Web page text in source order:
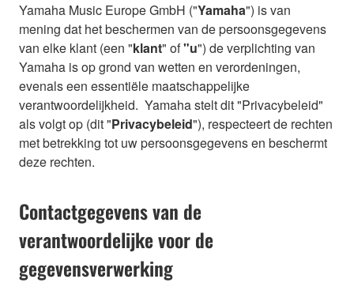
Yamaha Music Europe GmbH ("Yamaha") is van
mening dat het beschermen van de persoonsgegevens
van elke klant (een "klant" of"u") de verplichting van
Yamaha is op grond van wetten en verordeningen,
evenals een essentiële maatschappelijke
verantwoordelijkheid. Yamaha stelt dit "Privacybeleid"
als volgt op (dit "Privacybeleid"), respecteert de rechten
met betrekking tot uw persoonsgegevens en beschermt
deze rechten.
Contactgegevens van de
verantwoordelijke voor de
gegevensverwerking